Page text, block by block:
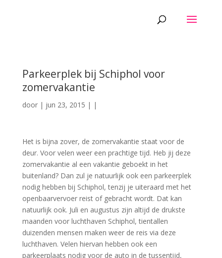
Parkeerplek bij Schiphol voor
zomervakantie
door | jun 23, 2015 | |
Het is bijna zover, de zomervakantie staat voor de
deur. Voor velen weer een prachtige tijd. Heb jij deze
zomervakantie al een vakantie geboekt in het
buitenland? Dan zul je natuurlijk ook een parkeerplek
nodig hebben bij Schiphol, tenzij je uiteraard met het
openbaarvervoer reist of gebracht wordt. Dat kan
natuurlijk ook. Juli en augustus zijn altijd de drukste
maanden voor luchthaven Schiphol, tientallen
duizenden mensen maken weer de reis via deze
luchthaven. Velen hiervan hebben ook een
parkeerplaats nodig voor de auto in de tussentijd,